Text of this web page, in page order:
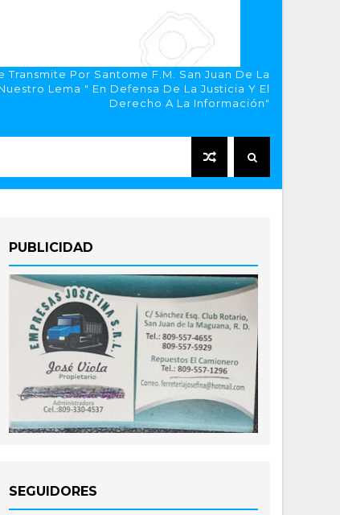
Por Santome F.M. San Juan De La
Lema " En Defensa De La Justicia Y El
Derecho A La Información"
PUBLICIDAD
SEGUIDORES